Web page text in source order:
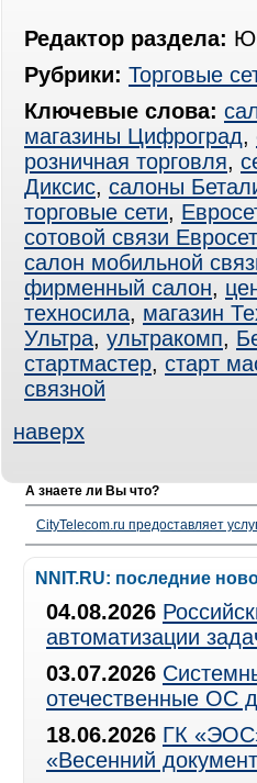
Редактор раздела:
Рубрики: Торговые
Ключевые слова:
магазины Цифроград,
розничная торговля,
Диксис, салоны
торговые сети,
сотовой связи
салон мобильной
фирменный салон,
техносила, магазин
Ультра, ультракомп,
стартмастер, старт
связной
наверх
А знаете ли Вы что?
CityTelecom.ru предоставляет
NNIT.RU: последние
04.08.2026
автоматизации
03.07.2026
отечественные ОС
18.06.2026 ГК
«Весенний